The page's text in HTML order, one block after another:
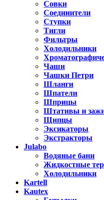
Совки
Соединители
Ступки
Тигли
Фильтры
Холодильники
Чаши
Чашки Петри
Шланги
Шпатели
Шприцы
Штативы и
Щипцы
Эксикаторы
Экстракторы
Julabo
Водяные бани
Жидкостные
Холодильники
Kartell
Kautex